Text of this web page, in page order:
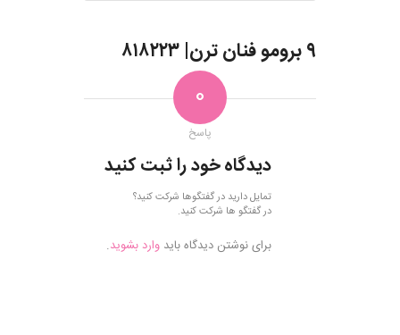
۹ برومو فنان ترن| ۸۱۸۲۲۳
0
پاسخ
دیدگاه خود را ثبت کنید
تمایل دارید در گفتگوها شرکت کنید؟
در گفتگو ها شرکت کنید.
برای نوشتن دیدگاه باید وارد بشوید.